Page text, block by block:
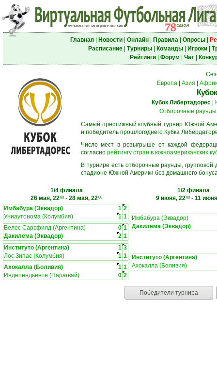
Главная| Новости| Онлайн| Правила| Опросы|
Расписание| Турниры| Команды| Игроки|
Рейтинги| Форум Чат|
Европа| Азия
Кубок Либертадорес
Отборочные раунды
Самый престижный клубный турнир Южной
и победитель прошлогоднего Кубка
Число мест в розыгрыше от каждой
согласно рейтингу стран в южноамериканских
В турнире есть отборочные раунды,
стадионе Южной Америки без домашнего
1/4 финала
26 мая, 2200- 28 мая, 2200
1/2 финала
9 июня, 2200- 11
Имбабура (Эквадор)
1 2
Униаутонома (Колумбия)
1 1
Велес Сарсфилд (Аргентина)
0 1
Дакилема (Эквадор)
2 1
Имбабура (Эквадор)
Дакилема (Эквадор)
Институто (Аргентина) 1 3
Лос Зипас (Колумбия)
1 1
Ахокалла (Боливия)
1 1
Индепендьенте (Парагвай)
0 2
Институто (Аргентина)
Ахокалла (Боливия)
Победители турнира